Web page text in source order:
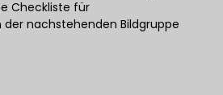
Checkliste für
nachstehenden Bildgruppe